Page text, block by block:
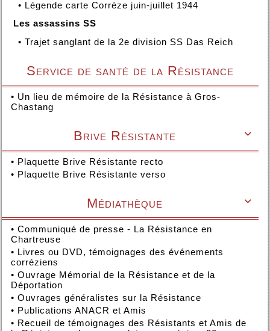
• Légende carte Corrèze juin-juillet 1944
Les assassins SS
• Trajet sanglant de la 2e division SS Das Reich
Service de santé de la Résistance
• Un lieu de mémoire de la Résistance à Gros-
Chastang

Brive Résistante
• Plaquette Brive Résistante recto
• Plaquette Brive Résistante verso

Médiathèque
• Communiqué de presse - La Résistance en
Chartreuse
• Livres ou DVD, témoignages des événements
corréziens
• Ouvrage Mémorial de la Résistance et de la
Déportation
• Ouvrages généralistes sur la Résistance
• Publications ANACR et Amis
• Recueil de témoignages des Résistants et Amis de